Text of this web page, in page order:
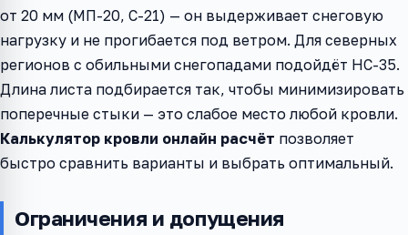
от 20 мм (МП-20, С-21) — он выдерживает снеговую
нагрузку и не прогибается под ветром. Для северных
регионов с обильными снегопадами подойдёт НС-35.
Длина листа подбирается так, чтобы минимизировать
поперечные стыки — это слабое место любой кровли.
Калькулятор кровли онлайн расчёт позволяет
быстро сравнить варианты и выбрать оптимальный.
Ограничения и допущения